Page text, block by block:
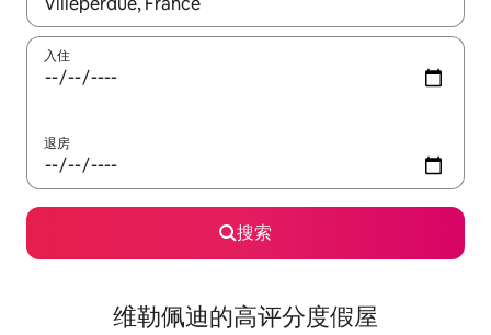
入住
退房
搜索
维勒佩迪的高评分度假屋